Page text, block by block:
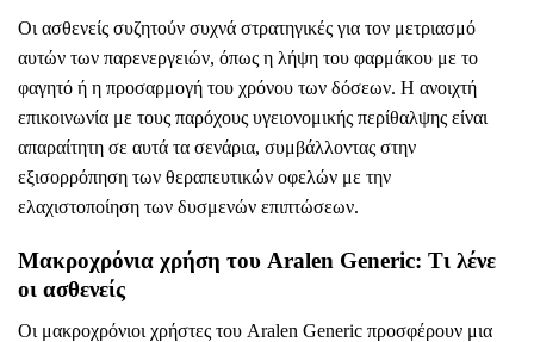
Οι ασθενείς συζητούν συχνά στρατηγικές για τον μετριασμό
αυτών των παρενεργειών, όπως η λήψη του φαρμάκου με το
φαγητό ή η προσαρμογή του χρόνου των δόσεων. Η ανοιχτή
επικοινωνία με τους παρόχους υγειονομικής περίθαλψης είναι
απαραίτητη σε αυτά τα σενάρια, συμβάλλοντας στην
εξισορρόπηση των θεραπευτικών οφελών με την
ελαχιστοποίηση των δυσμενών επιπτώσεων.
Μακροχρόνια χρήση του Aralen Generic: Τι λένε
οι ασθενείς
Οι μακροχρόνιοι χρήστες του Aralen Generic προσφέρουν μια